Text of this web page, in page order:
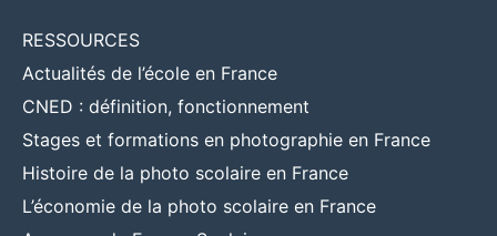
parents
RESSOURCES
Actualités de l’école en France
CNED : définition, fonctionnement
Stages et formations en photographie en France
Histoire de la photo scolaire en France
L’économie de la photo scolaire en France